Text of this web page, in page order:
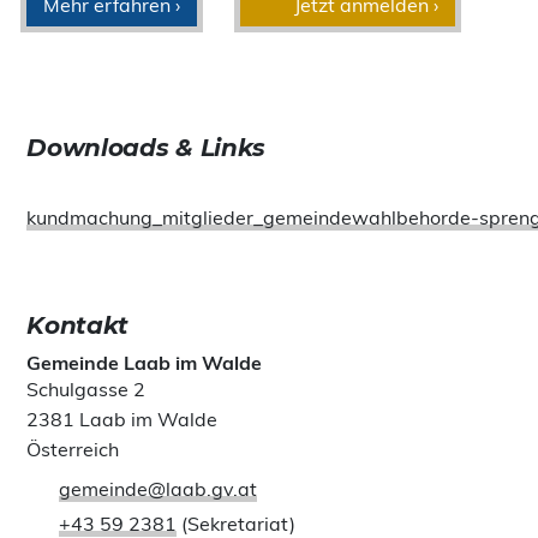
Mehr erfahren › Jetzt anmelden ›
Downloads & Links
kundmachung_mitglieder_gemeindewahlbehorde-
Kontakt
Gemeinde Laab im Walde
Schulgasse 2
2381 Laab im Walde
Österreich
gemeinde@laab.gv.at
+43 59 2381 (Sekretariat)